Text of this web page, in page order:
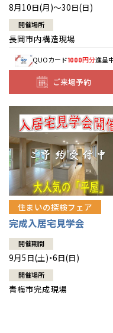
8月10日(月)～30日(日)
開催場所
長岡市内構造現場
QUOカード1000円分進呈
ご来場予約
住まいの探検フェア
完成入居宅見学会
開催期間
9月5日(土)・6日(日)
開催場所
青梅市完成現場